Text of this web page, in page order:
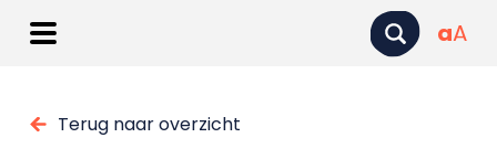
aA
Terug naar overzicht